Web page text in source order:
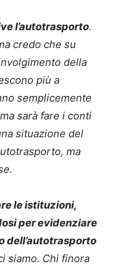
l’autotrasporto.
credo che su
della
più a
semplicemente
sarà fare i conti
situazione del
ma
le istituzioni,
per evidenziare
dell’autotrasporto
siamo. Chi finora